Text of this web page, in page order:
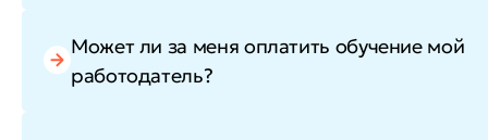
Может ли за меня оплатить обучение мой
работодатель?